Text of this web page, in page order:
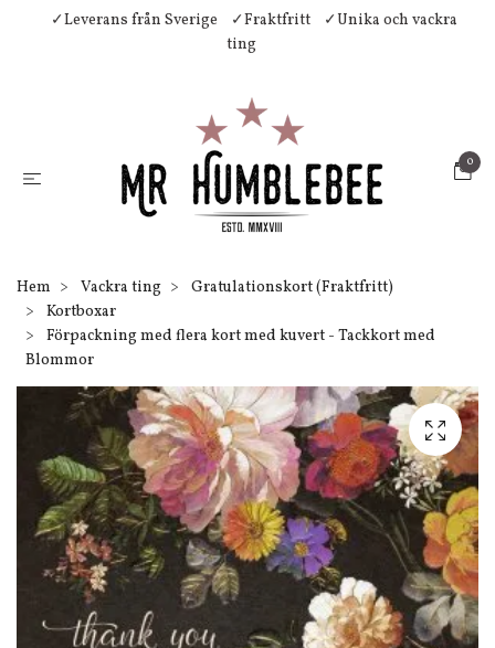
✓Leverans från Sverige ✓Fraktfritt
✓Unika och vackra
ting
0
Hem Vackra ting
Gratulationskort (Fraktfritt)
Kortboxar
Förpackning med flera kort med kuvert - Tackkort med
Blommor